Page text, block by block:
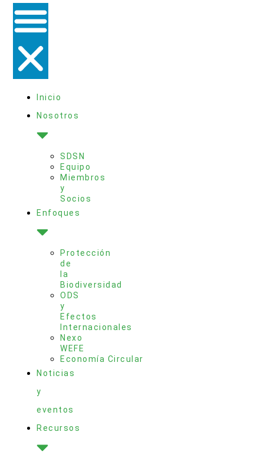
Inicio
Nosotros
SDSN
Equipo
Miembros
y
Socios
Enfoques
Protección
de
la
Biodiversidad
ODS
y
Efectos
Internacionales
Nexo
WEFE
Economía Circular
Noticias
y
eventos
Recursos